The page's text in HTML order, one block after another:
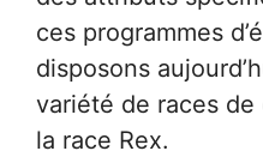
ces programmes
disposons
variété de races de
la race Rex.